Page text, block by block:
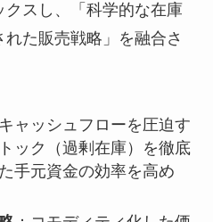
スし、「科学的な在庫
た販売戦略」を融合さ
ャッシュフローを圧迫す
ック（過剰在庫）を徹底
手元資金の効率を高め